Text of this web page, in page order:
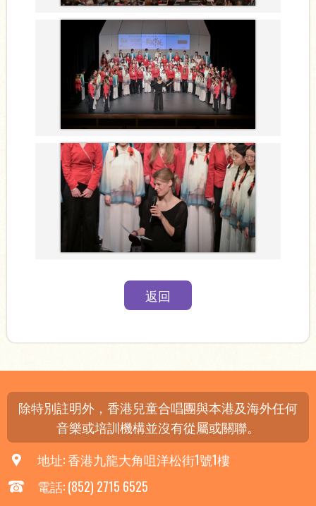
返回
除特別註明外，香港兒童合唱團與本港及海外任何
音樂或培訓機構並沒有從屬或關聯。
地址: 香港九龍大角咀洋松街1號1樓
電話: (852) 2715 6525